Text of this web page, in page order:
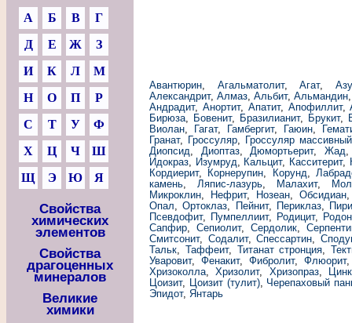
А Б В
Г
Д
Е Ж
З
И
К Л
М
Н
О П
Р
С
Т У
Ф
Х
Ц Ч
Ш
Щ
Э Ю Я
Свойства
химических
элементов
Свойства
драгоценных
минералов
Великие
химики
Авантюрин, Агальматолит, Агат,
Александрит,Алмаз,Альбит,Альмандин
Андрадит, Анортит, Апатит, Апофиллит,
Бирюза, Бовенит, Бразилианит, Брукит,
Виолан, Гагат, Гамбергит, Гаюин,
Гранат, Гроссуляр, Гроссуляр массивный
Диопсид, Диоптаз,Дюмортьерит,Жад
Идокраз, Изумруд, Кальцит, Касситерит,
Кордиерит, Корнерупин, Корунд,
камень, Ляпис-лазурь, Малахит,
Микроклин, Нефрит, Нозеан,Обсидиан
Опал,Ортоклаз, Пейнит, Периклаз,
Псевдофит, Пумпеллиит, Родицит,
Сапфир, Сепиолит, Сердолик,
Смитсонит, Содалит,Спессартин,
Тальк, Таффеит, Титанат стронция,
Уваровит, Фенакит, Фибролит, Флюорит
Хризоколла,Хризолит, Хризопраз,
Цоизит, Цоизит (тулит), Черепаховый
Эпидот, Янтарь